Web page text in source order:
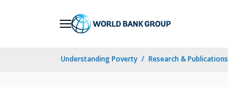
Understanding Poverty Research & Publications